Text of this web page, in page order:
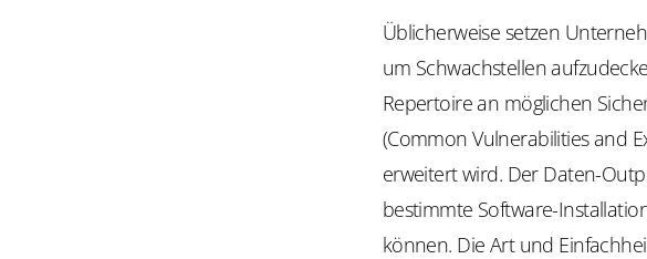
Üblicherweise setzen
um Schwachstellen
Repertoire an möglichen
(Common Vulnerabilities and
erweitert wird. Der Daten-
bestimmte Software-
können. Die Art und